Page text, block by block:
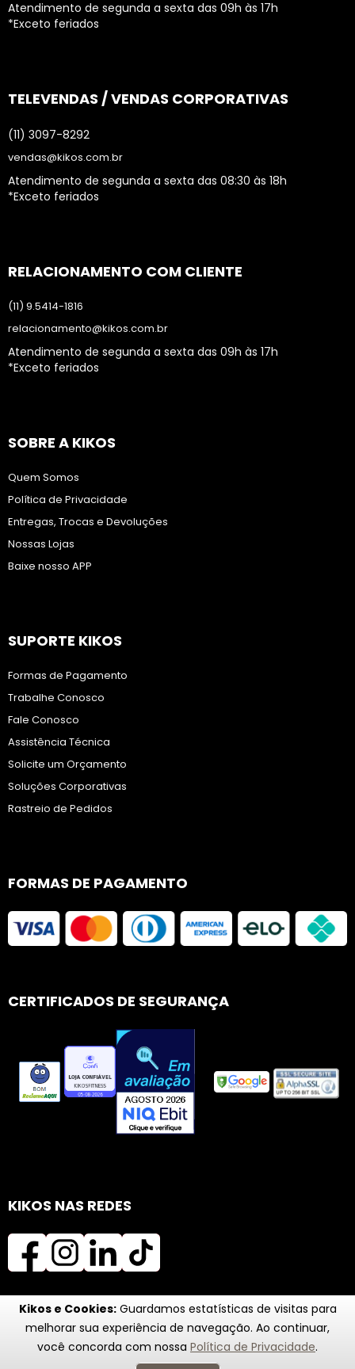
Kikos e Cookies:Guardamos estatísticas de visitas para
melhorar sua experiência de navegação. Ao continuar,
você concorda com nossa Política de Privacidade.
Atendimento de segunda a sexta das 09h às 17h
*Exceto feriados
TELEVENDAS / VENDAS CORPORATIVAS
(11) 3097-8292
vendas@kikos.com.br
Atendimento de segunda a sexta das 08:30 às 18h
*Exceto feriados
RELACIONAMENTO COM CLIENTE
(11) 9.5414-1816
relacionamento@kikos.com.br
Atendimento de segunda a sexta das 09h às 17h
*Exceto feriados
SOBRE A KIKOS
Quem Somos
Política de Privacidade
Entregas, Trocas e Devoluções
Nossas Lojas
Baixe nosso APP
SUPORTE KIKOS
Formas de Pagamento
Trabalhe Conosco
Fale Conosco
Assistência Técnica
Solicite um Orçamento
Soluções Corporativas
Rastreio de Pedidos
FORMAS DE PAGAMENTO
CERTIFICADOS DE SEGURANÇA
KIKOS NAS REDES